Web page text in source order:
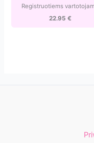
22/1m]
Registruotiems
22.95€